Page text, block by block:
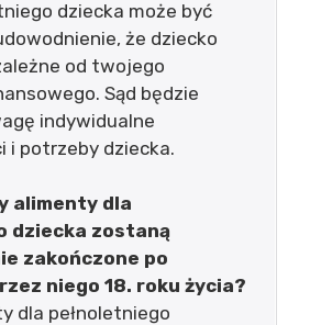
dziecka może być
że dziecko
od twojego
Sąd będzie
indywidualne
i potrzeby dziecka.
alimenty dla
dziecka zostaną
zakończone po
niego 18. roku życia?
dla pełnoletniego